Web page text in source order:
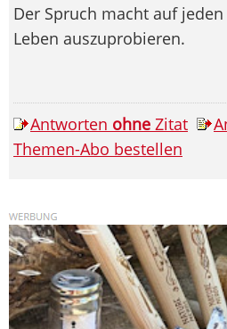
Der Spruch macht auf
Leben auszuprobieren.
Antworten ohne Zitat
Themen-Abo bestellen